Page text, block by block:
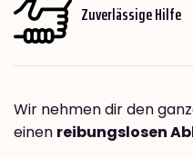
Zuverlässige Hilfe
Wir nehmen dir den
einen reibungslosen